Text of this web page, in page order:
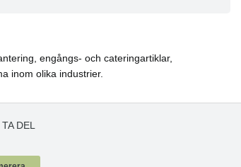
engångs- och cateringartiklar,
inom olika industrier.
DEL